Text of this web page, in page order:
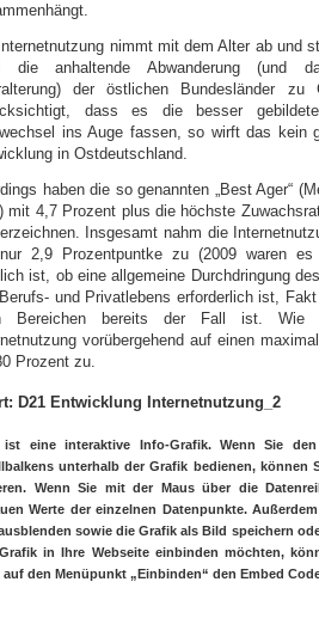
nimmt mit dem Alter ab und
die anhaltende Abwanderung (und
der östlichen Bundesländer
dass es die besser
ins Auge fassen, so wirft das kein
in Ostdeutschland.
haben die so genannten „Best Ager“
mit 4,7 Prozent plus die höchste
Insgesamt nahm die
2,9 Prozentpuntke zu (2009 waren es
ist, ob eine allgemeine Durchdringung
und Privatlebens erforderlich ist,
Bereichen bereits der Fall ist. Wie
vorübergehend auf einen
Prozent zu.
D21 Entwicklung Internetnutzung_2
ist eine interaktive Info-Grafik. Wenn Sie
unterhalb der Grafik bedienen, können
Wenn Sie mit der Maus über die
Werte der einzelnen Datenpunkte.
sowie die Grafik als Bild speichern
in Ihre Webseite einbinden möchten,
auf den Menüpunkt „Einbinden“ den Embed